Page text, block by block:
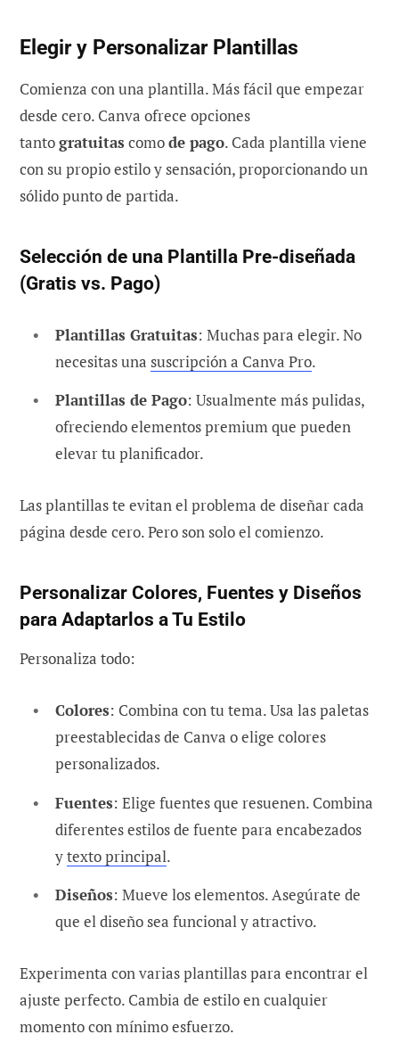
Elegir y Personalizar Plantillas
Comienza con una plantilla. Más fácil que empezar
desde cero. Canva ofrece opciones
tantogratuitas comode pago. Cada plantilla viene
con su propio estilo y sensación, proporcionando un
sólido punto de partida.
Selección de una Plantilla Pre-diseñada
(Gratis vs. Pago)
Plantillas Gratuitas: Muchas para elegir. No
necesitas una suscripción a Canva Pro.
Plantillas de Pago: Usualmente más pulidas,
ofreciendo elementos premium que pueden
elevar tu planificador.
Las plantillas te evitan el problema de diseñar cada
página desde cero. Pero son solo el comienzo.
Personalizar Colores, Fuentes y Diseños
para Adaptarlos a Tu Estilo
Personaliza todo:
Colores: Combina con tu tema. Usa las paletas
preestablecidas de Canva o elige colores
personalizados.
Fuentes: Elige fuentes que resuenen. Combina
diferentes estilos de fuente para encabezados
ytexto principal.
Diseños: Mueve los elementos. Asegúrate de
que el diseño sea funcional y atractivo.
Experimenta con varias plantillas para encontrar el
ajuste perfecto. Cambia de estilo en cualquier
momento con mínimo esfuerzo.